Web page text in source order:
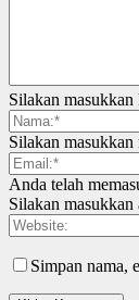
Silakan masukkan
Silakan
Anda telah
Silakan
Simpan nama,